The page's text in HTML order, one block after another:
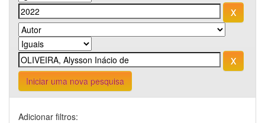
Iniciar uma nova pesquisa
Adicionar filtros: